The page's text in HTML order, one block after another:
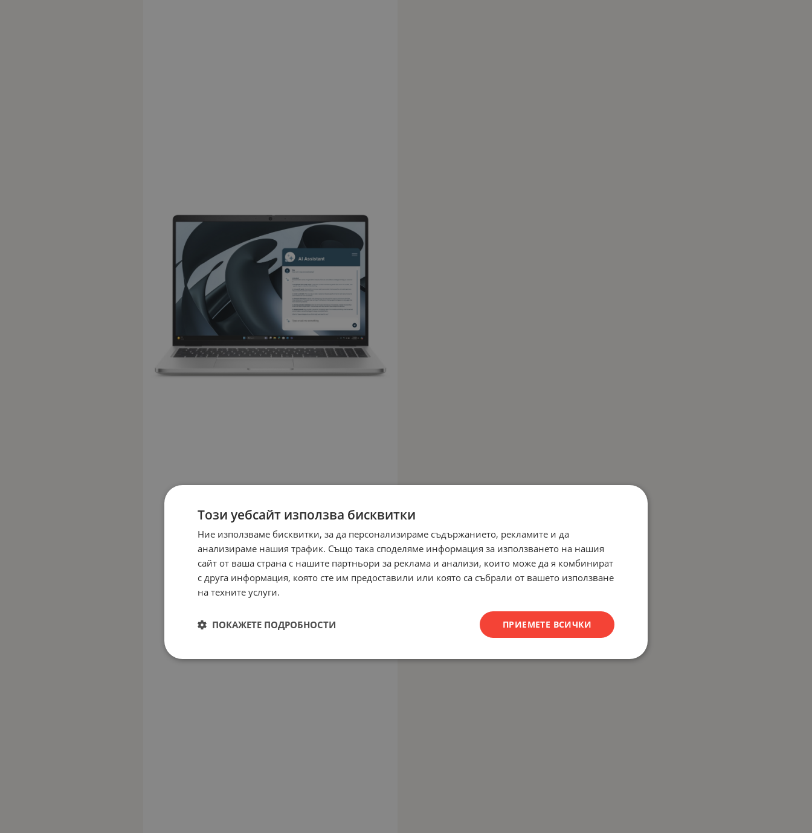
Този уебсайт използва бисквитки
Ние използваме бисквитки, за да персонализираме съдържанието, рекламите и да
анализираме нашия трафик. Също така споделяме информация за използването на нашия
сайт от ваша страна с нашите партньори за реклама и анализи, които може да я комбинират
с друга информация, която сте им предоставили или която са събрали от вашето използване
на техните услуги.
ПРИЕМЕТЕ ВСИЧКИ
ПОКАЖЕТЕ ПОДРОБНОСТИ